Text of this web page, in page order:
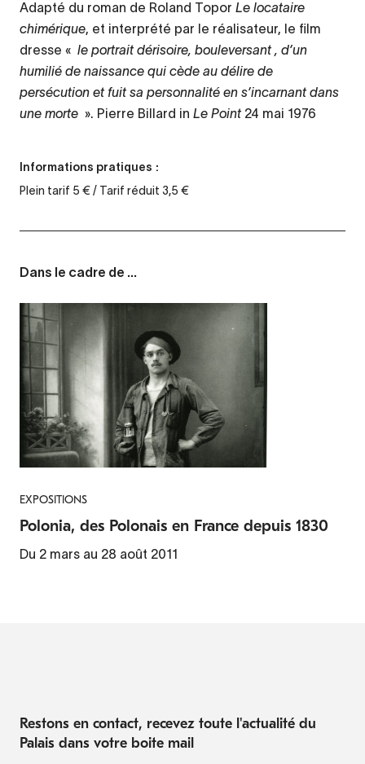
Adapté du roman de Roland Topor Le locataire
chimérique, et interprété par le réalisateur, le film
dresse « le portrait dérisoire, bouleversant , d’un
humilié de naissance qui cède au délire de
persécution et fuit sa personnalité en s’incarnant dans
une morte ». Pierre Billard in Le Point 24 mai 1976
Informations pratiques :
Plein tarif 5 € / Tarif réduit 3,5 €
Dans le cadre de ...
EXPOSITIONS
Polonia, des Polonais en France depuis 1830
Du 2 mars au 28 août 2011
Restons en contact, recevez toute l'actualité du
Palais dans votre boite mail